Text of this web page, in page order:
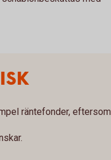
räntefonder, eftersom